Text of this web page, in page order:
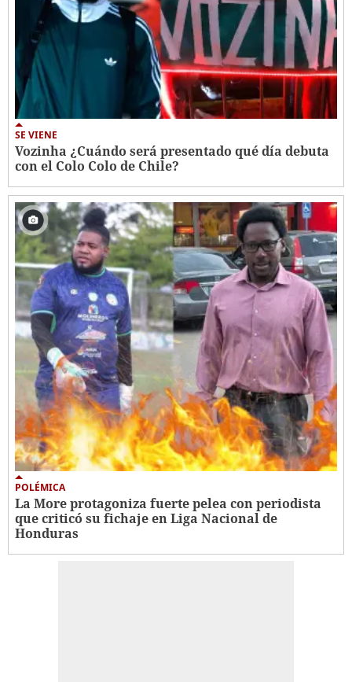
SE VIENE
Vozinha ¿Cuándo será presentado qué día debuta
con el Colo Colo de Chile?
POLÉMICA
La More protagoniza fuerte pelea con periodista
que criticó su fichaje en Liga Nacional de
Honduras